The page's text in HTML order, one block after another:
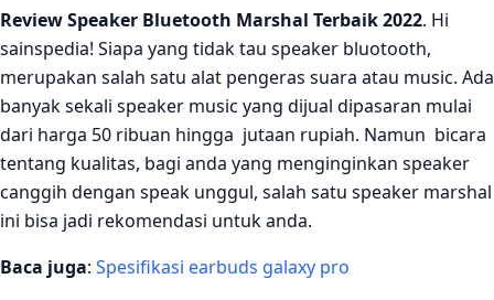
Review Speaker Bluetooth Marshal Terbaik 2022. Hi
sainspedia! Siapa yang tidak tau speaker bluotooth,
merupakan salah satu alat pengeras suara atau music. Ada
banyak sekali speaker music yang dijual dipasaran mulai
dari harga 50 ribuan hingga jutaan rupiah. Namun bicara
tentang kualitas, bagi anda yang menginginkan speaker
canggih dengan speak unggul, salah satu speaker marshal
ini bisa jadi rekomendasi untuk anda.
Baca juga: Spesifikasi earbuds galaxy pro